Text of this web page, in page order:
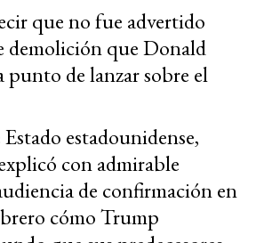
que no fue advertido
demolición que Donald
punto de lanzar sobre el
estadounidense,
con admirable
de confirmación en
cómo Trump